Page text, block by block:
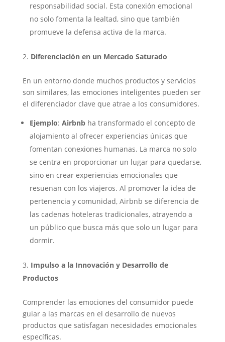
responsabilidad social. Esta conexión emocional
no solo fomenta la lealtad, sino que también
promueve la defensa activa de la marca.
Diferenciación en un Mercado Saturado
En un entorno donde muchos productos y servicios
son similares, las emociones inteligentes pueden ser
el diferenciador clave que atrae a los consumidores.
Ejemplo: Airbnbha transformado el concepto de
alojamiento al ofrecer experiencias únicas que
fomentan conexiones humanas. La marca no solo
se centra en proporcionar un lugar para quedarse,
sino en crear experiencias emocionales que
resuenan con los viajeros. Al promover la idea de
pertenencia y comunidad, Airbnb se diferencia de
las cadenas hoteleras tradicionales, atrayendo a
un público que busca más que solo un lugar para
dormir.
Impulso a la Innovación y Desarrollo de
Productos
Comprender las emociones del consumidor puede
guiar a las marcas en el desarrollo de nuevos
productos que satisfagan necesidades emocionales
específicas.